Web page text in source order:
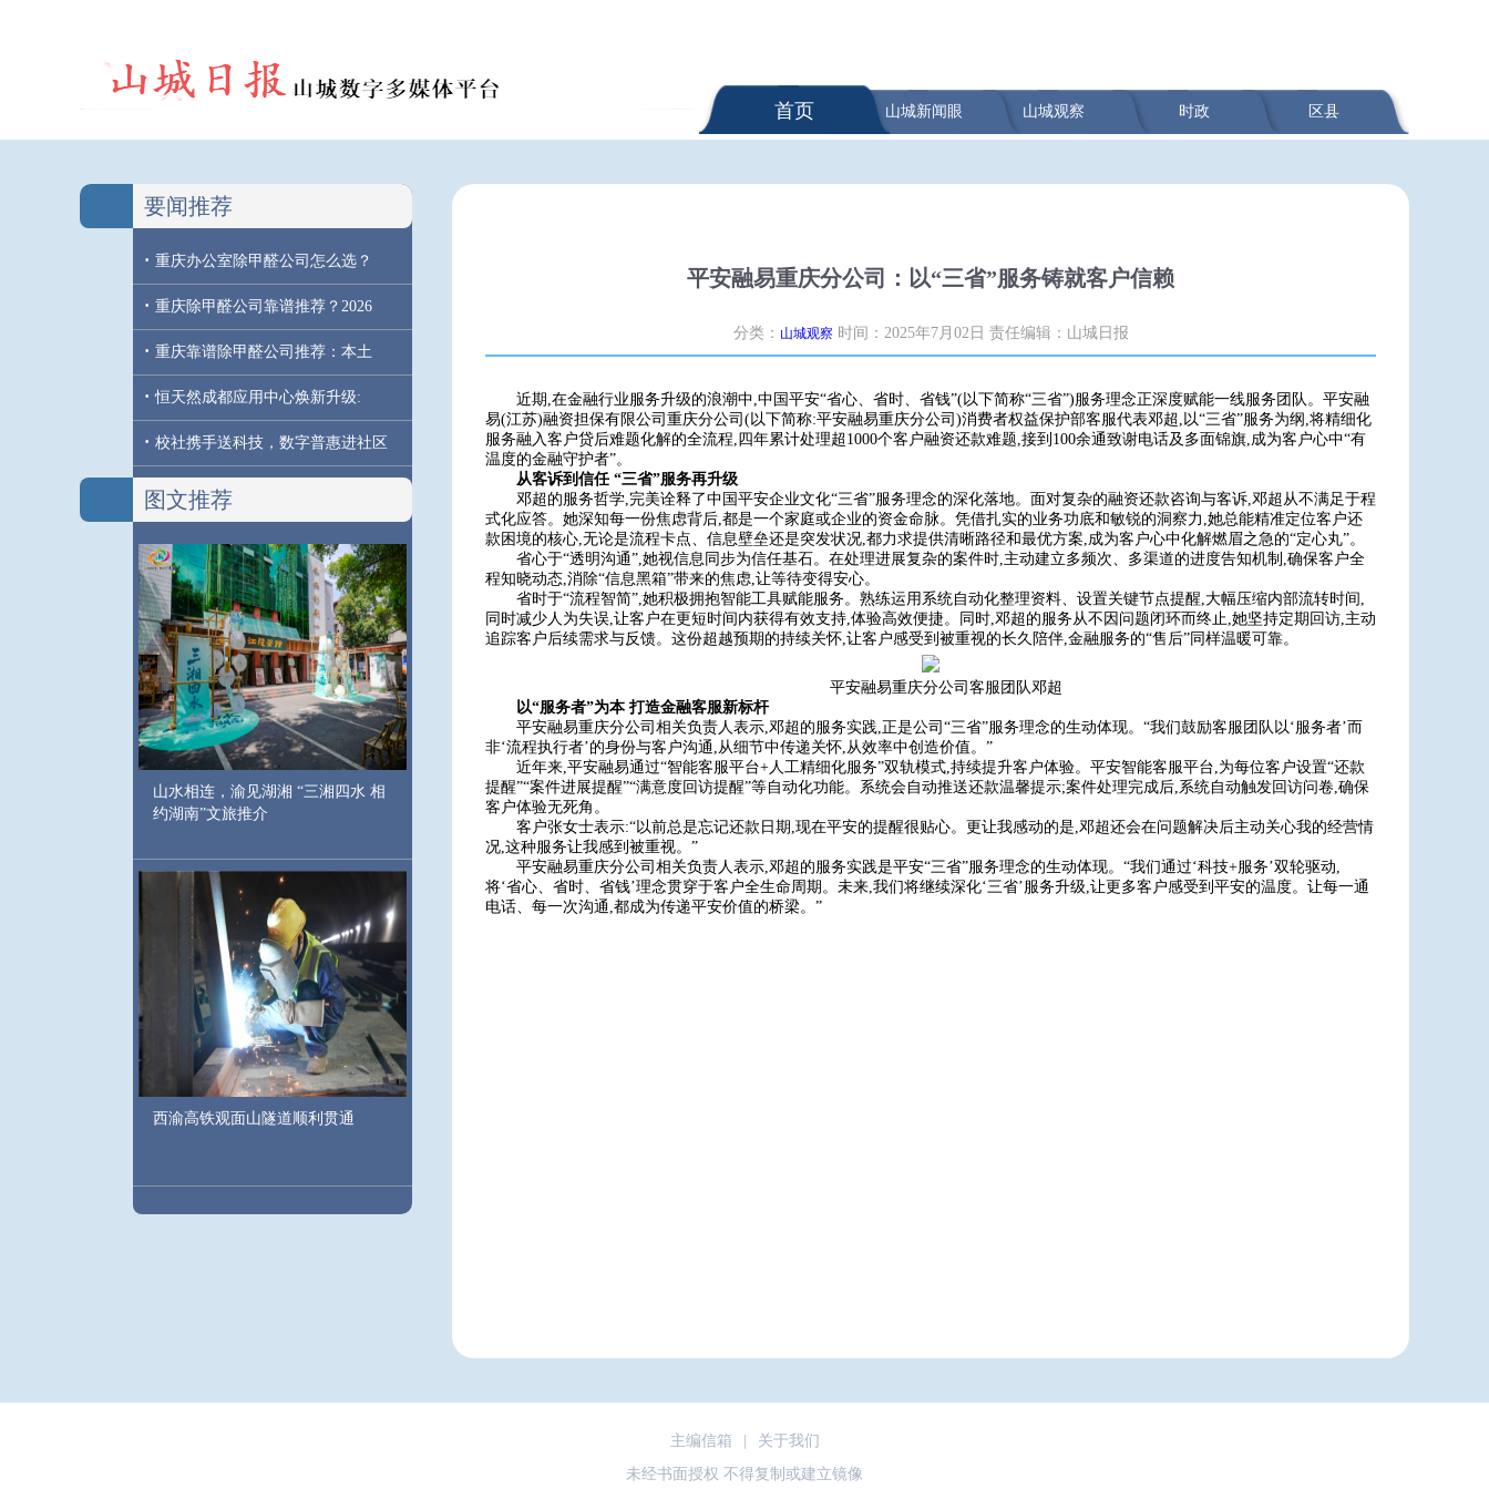
首页 山城新闻眼 山城观察 时政 区县
要闻推荐
· 重庆办公室除甲醛公司怎么选？
· 重庆除甲醛公司靠谱推荐？2026
· 重庆靠谱除甲醛公司推荐：本土
· 恒天然成都应用中心焕新升级:
· 校社携手送科技，数字普惠进社区
图文推荐
山水相连，渝见湖湘 “三湘四水 相
约湖南”文旅推介
西渝高铁观面山隧道顺利贯通
平安融易重庆分公司：以“三省”服务铸就客户信赖
分类： 山城观察 时间：2025年7月02日 责任编辑：山城日报
近期,在金融行业服务升级的浪潮中,中国平安“省心、省时、省钱”(以下简称“三省”)服务理念正深度赋能一线服务团队。平安融
易(江苏)融资担保有限公司重庆分公司(以下简称:平安融易重庆分公司)消费者权益保护部客服代表邓超,以“三省”服务为纲,将精细化
服务融入客户贷后难题化解的全流程,四年累计处理超1000个客户融资还款难题,接到100余通致谢电话及多面锦旗,成为客户心中“有
温度的金融守护者”。
从客诉到信任 “三省”服务再升级
邓超的服务哲学,完美诠释了中国平安企业文化“三省”服务理念的深化落地。面对复杂的融资还款咨询与客诉,邓超从不满足于程
式化应答。她深知每一份焦虑背后,都是一个家庭或企业的资金命脉。凭借扎实的业务功底和敏锐的洞察力,她总能精准定位客户还
款困境的核心,无论是流程卡点、信息壁垒还是突发状况,都力求提供清晰路径和最优方案,成为客户心中化解燃眉之急的“定心丸”。
省心于“透明沟通”,她视信息同步为信任基石。在处理进展复杂的案件时,主动建立多频次、多渠道的进度告知机制,确保客户全
程知晓动态,消除“信息黑箱”带来的焦虑,让等待变得安心。
省时于“流程智简”,她积极拥抱智能工具赋能服务。熟练运用系统自动化整理资料、设置关键节点提醒,大幅压缩内部流转时间,
同时减少人为失误,让客户在更短时间内获得有效支持,体验高效便捷。同时,邓超的服务从不因问题闭环而终止,她坚持定期回访,主动
追踪客户后续需求与反馈。这份超越预期的持续关怀,让客户感受到被重视的长久陪伴,金融服务的“售后”同样温暖可靠。
平安融易重庆分公司客服团队邓超
以“服务者”为本 打造金融客服新标杆
平安融易重庆分公司相关负责人表示,邓超的服务实践,正是公司“三省”服务理念的生动体现。“我们鼓励客服团队以‘服务者’而
非‘流程执行者’的身份与客户沟通,从细节中传递关怀,从效率中创造价值。”
近年来,平安融易通过“智能客服平台+人工精细化服务”双轨模式,持续提升客户体验。平安智能客服平台,为每位客户设置“还款
提醒”“案件进展提醒”“满意度回访提醒”等自动化功能。系统会自动推送还款温馨提示;案件处理完成后,系统自动触发回访问卷,确保
客户体验无死角。
客户张女士表示:“以前总是忘记还款日期,现在平安的提醒很贴心。更让我感动的是,邓超还会在问题解决后主动关心我的经营情
况,这种服务让我感到被重视。”
平安融易重庆分公司相关负责人表示,邓超的服务实践是平安“三省”服务理念的生动体现。“我们通过‘科技+服务’双轮驱动,
将‘省心、省时、省钱’理念贯穿于客户全生命周期。未来,我们将继续深化‘三省’服务升级,让更多客户感受到平安的温度。让每一通
电话、每一次沟通,都成为传递平安价值的桥梁。”
主编信箱
关于我们
未经书面授权 不得复制或建立镜像